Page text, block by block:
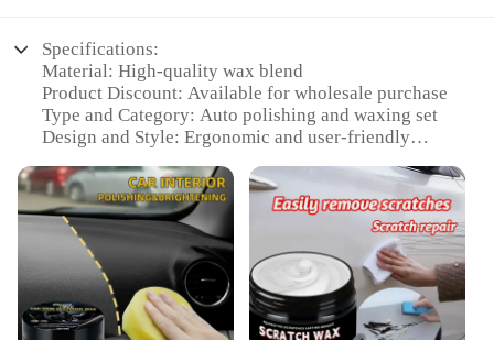
Specifications:
Material: High-quality wax blend
Product Discount: Available for wholesale purchase
Type and Category: Auto polishing and waxing set
Design and Style: Ergonomic and user-friendly
protection
Typical Adaptive Scenario: Ideal for car enthusiasts
and professional detailers
Shape or Size or Weight or Quantity:
Comprehensive set with multiple tools
Features:
**Unmatched Shine and Protection**